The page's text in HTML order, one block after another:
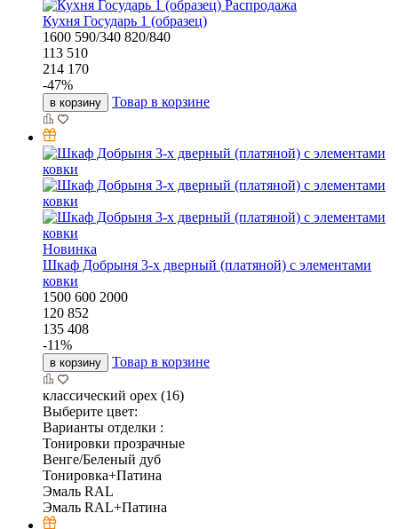
Распродажа
Кухня Государь 1 (образец)
1600 590/340 820/840
113 510
214 170
-47%
в корзину Товар в корзине
Новинка
Шкаф Добрыня 3-х дверный (платяной) с элементами
ковки
1500 600 2000
120 852
135 408
-11%
в корзину Товар в корзине
классический орех (16)
Выберите цвет:
Варианты отделки :
Тонировки прозрачные
Венге/Беленый дуб
Тонировка+Патина
Эмаль RAL
Эмаль RAL+Патина